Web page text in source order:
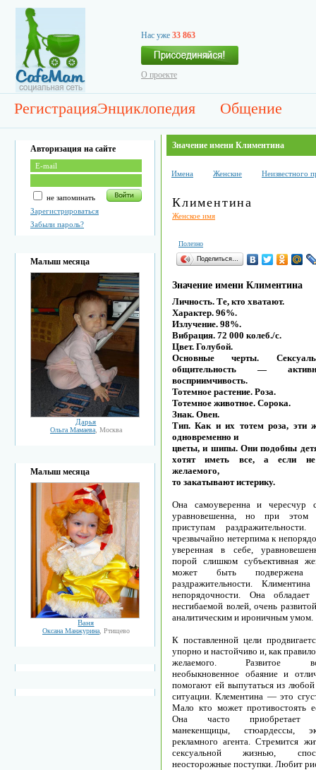
Нас уже 33 863
О проекте
РегистрацияЭнциклопедия Общение
Авторизация на сайте
не запоминать
Зарегистрироваться
Забыли пароль?
Малыш месяца
Дарья
Ольга Мамаева , Москва
Малыш месяца
Ваня
Оксана Манжурина, Ртищево
Значение имени Климентина
Имена Женские Неизвестного
Климентина
Женское имя
Полезно
Поделиться…
Значение имени Климентина
Личность. Те, кто хватают.
Характер. 96%.
Излучение. 98%.
Вибрация. 72 000 колеб./с.
Цвет. Голубой.
Основные черты.
общительность —
восприимчивость.
Тотемное растение. Роза.
Тотемное животное. Сорока.
Знак. Овен.
Тип. Как и их тотем роза,
одновременно и
цветы, и шипы. Они подобны
хотят иметь все, а если не
желаемого,
то закатывают истерику.
Она самоуверенна и чересчур
уравновешенна, но при этом
приступам раздражительности.
чрезвычайно нетерпима к
уверенная в себе,
порой слишком субъективная
может быть подвержена
раздражительности.
непорядочности. Она
несгибаемой волей, очень
аналитическим и ироничным умом.
К поставленной цели
упорно и настойчиво и, как
желаемого. Развитое
необыкновенное обаяние и
помогают ей выпутаться из
ситуации. Клементина — это
Мало кто может противостоять
Она часто приобретает
манекенщицы, стюардессы,
рекламного агента. Стремится
сексуальной жизнью,
неосторожные поступки. Любит